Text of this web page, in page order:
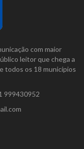
com maior
leitor que chega a
todos os 18 municípios
999430952